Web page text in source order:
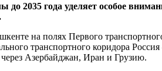
до 2035 года уделяет особое
на полях Первого
транспортного коридора
Азербайджан, Иран и Грузию.